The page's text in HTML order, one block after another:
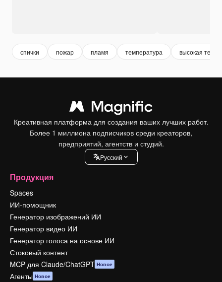
спички пожар пламя температура высокая
Креативная платформа для создания ваших лучших работ.
Более 1 миллиона подписчиков среди креаторов,
предприятий, агентств и студий.
Pусский
Продукция
Spaces
ИИ-помощник
Генератор изображений ИИ
Генератор видео ИИ
Генератор голоса на основе ИИ
Стоковый контент
MCP для Claude/ChatGPT Новое
Агенты Новое